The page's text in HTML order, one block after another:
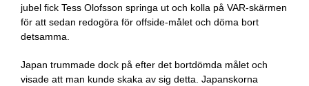
jubel fick Tess Olofsson springa ut och kolla på VAR-skärmen
för att sedan redogöra för offside-målet och döma bort
detsamma.
Japan trummade dock på efter det bortdömda målet och
visade att man kunde skaka av sig detta. Japanskorna